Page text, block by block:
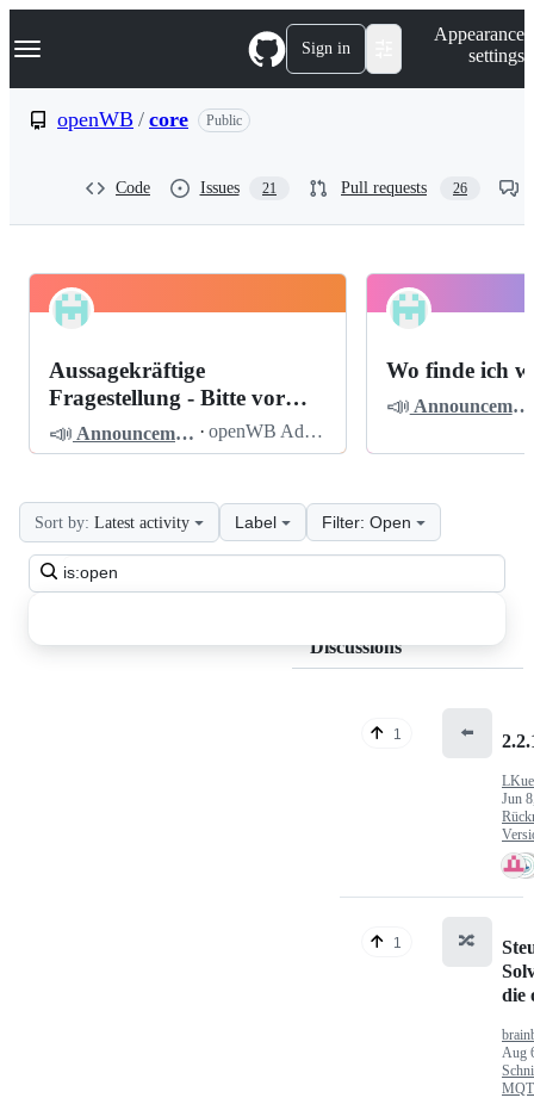
k
p
Navigation Menu Sign in
Appearance
settings
openWB / core Public
Code Issues 21 Pull requests 26
openWB
Discussions
Pinned
Aussagekräftige
Fragestellung - Bitte vor
dem Posten lesen
📣 Announcements · openWB Admin
Wo finde ich
📣 Announcements
Search
all
Sort by: Latest activity Label Filter: Open
Discussions
1 ⬅️
Jun
1 🔀
die
Aug